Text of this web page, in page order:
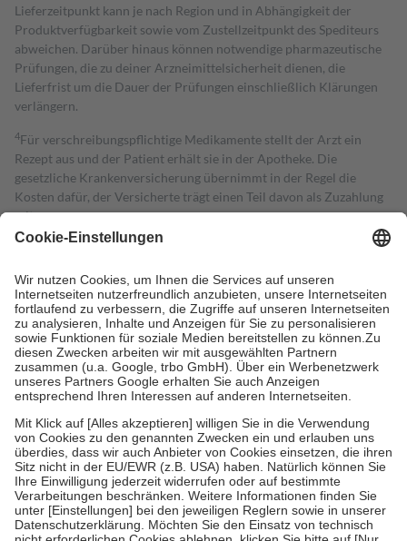
Lieferzeitpunkt kann je nach Region und in Abhängigkeit der
Produktverfügbarkeit sowie vom Zustellzeitpunkt des Spediteurs
abweichen. Darüber hinaus können notwendige pharmazeutische
Prüfungen, die zu deiner Arzneimittelsicherheit dienen, die
Lieferfrist um die Dauer der Prüfungen einschließlich Klärungen
verlängern.
4Für verschreibungspflichtige Medikamente stellt der Arzt ein
Rezept aus und der Patient erhält sie in der Apotheke. Die
gesetzliche Krankenversicherung übernimmt in der Regel die
Kosten dafür, der Versicherte trägt einen Teil davon als Zuzahlung
mit.
Grundsätzlich leisten Mitglieder Zuzahlungen in Höhe von zehn
höchstens zehn Euro.
Es sind jedoch nie mehr als die tatsächlichen
Kosten der Leistung zu entrichten.
Diese Regeln gelten grundsätzlich auch für Online-Apotheken.
Bei Heilmitteln und häuslicher Krankenpflege beträgt die
Zuzahlung zehn Prozent der Kosten sowie zehn Euro je
Verordnung.
Um das Engagement der Versicherten für ihre eigene Gesundheit zu
stärken und die besondere Stellung der Familie zu unterstützen,
fallenkeine Zuzahlungenan bei:
• Kindern und Jugendlichen bis zum vollendeten 18. Lebensjahr
mit Ausnahme der Fahrkosten
• Untersuchungen zur Vorsorge und Früherkennung, die von der
GKV getragen werden
• empfohlenen Schutzimpfungen